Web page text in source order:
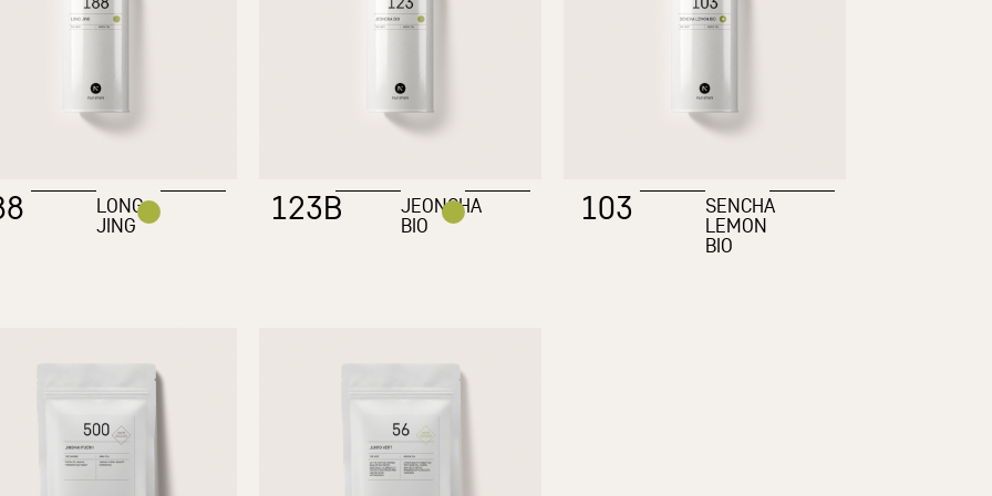
LONG
JING 123B JEONCHA
BIO 103 SENCHA
LEMON
BIO